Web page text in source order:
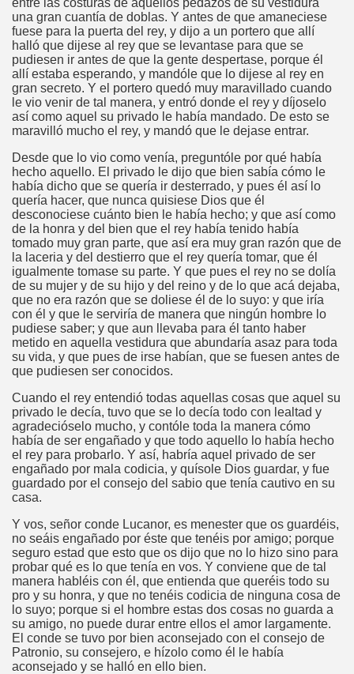
entre las costuras de aquellos pedazos de su vestidura
una gran cuantía de doblas. Y antes de que amaneciese
fuese para la puerta del rey, y dijo a un portero que allí
halló que dijese al rey que se levantase para que se
pudiesen ir antes de que la gente despertase, porque él
allí estaba esperando, y mandóle que lo dijese al rey en
gran secreto. Y el portero quedó muy maravillado cuando
le vio venir de tal manera, y entró donde el rey y díjoselo
así como aquel su privado le había mandado. De esto se
maravilló mucho el rey, y mandó que le dejase entrar.
Desde que lo vio como venía, preguntóle por qué había
hecho aquello. El privado le dijo que bien sabía cómo le
había dicho que se quería ir desterrado, y pues él así lo
quería hacer, que nunca quisiese Dios que él
desconociese cuánto bien le había hecho; y que así como
de la honra y del bien que el rey había tenido había
tomado muy gran parte, que así era muy gran razón que de
la laceria y del destierro que el rey quería tomar, que él
igualmente tomase su parte. Y que pues el rey no se dolía
de su mujer y de su hijo y del reino y de lo que acá dejaba,
que no era razón que se doliese él de lo suyo: y que iría
con él y que le serviría de manera que ningún hombre lo
pudiese saber; y que aun llevaba para él tanto haber
metido en aquella vestidura que abundaría asaz para toda
su vida, y que pues de irse habían, que se fuesen antes de
que pudiesen ser conocidos.
Cuando el rey entendió todas aquellas cosas que aquel su
privado le decía, tuvo que se lo decía todo con lealtad y
agradecióselo mucho, y contóle toda la manera cómo
había de ser engañado y que todo aquello lo había hecho
el rey para probarlo. Y así, habría aquel privado de ser
engañado por mala codicia, y quísole Dios guardar, y fue
guardado por el consejo del sabio que tenía cautivo en su
casa.
Y vos, señor conde Lucanor, es menester que os guardéis,
no seáis engañado por éste que tenéis por amigo; porque
seguro estad que esto que os dijo que no lo hizo sino para
probar qué es lo que tenía en vos. Y conviene que de tal
manera habléis con él, que entienda que queréis todo su
pro y su honra, y que no tenéis codicia de ninguna cosa de
lo suyo; porque si el hombre estas dos cosas no guarda a
su amigo, no puede durar entre ellos el amor largamente.
El conde se tuvo por bien aconsejado con el consejo de
Patronio, su consejero, e hízolo como él le había
aconsejado y se halló en ello bien.